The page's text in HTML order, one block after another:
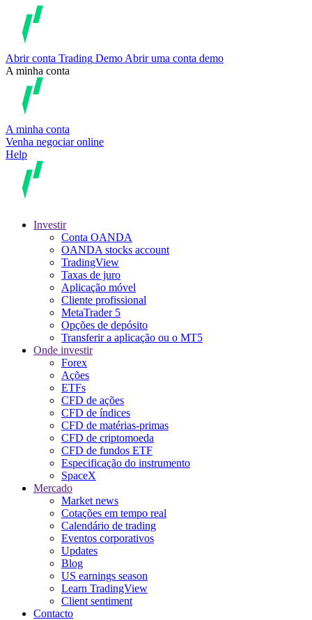
Abrir conta Trading Demo Abrir uma conta demo
A minha conta
A minha conta
Venha negociar online
Help
Investir
Conta OANDA
OANDA stocks account
TradingView
Taxas de juro
Aplicação móvel
Cliente profissional
MetaTrader 5
Opções de depósito
Transferir a aplicação ou o MT5
Onde investir
Forex
Ações
ETFs
CFD de ações
CFD de índices
CFD de matérias-primas
CFD de criptomoeda
CFD de fundos ETF
Especificação do instrumento
SpaceX
Mercado
Market news
Cotações em tempo real
Calendário de trading
Eventos corporativos
Updates
Blog
US earnings season
Learn TradingView
Client sentiment
Contacto